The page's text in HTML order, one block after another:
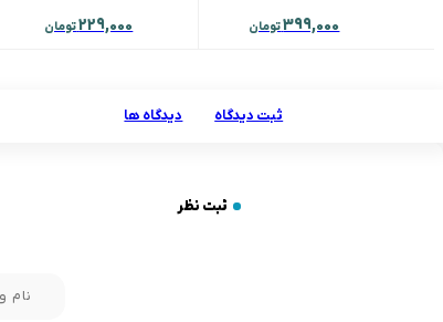
399,000تومان 229,000تومان
ثبت دیدگاه دیدگاه ها
ثبت نظر